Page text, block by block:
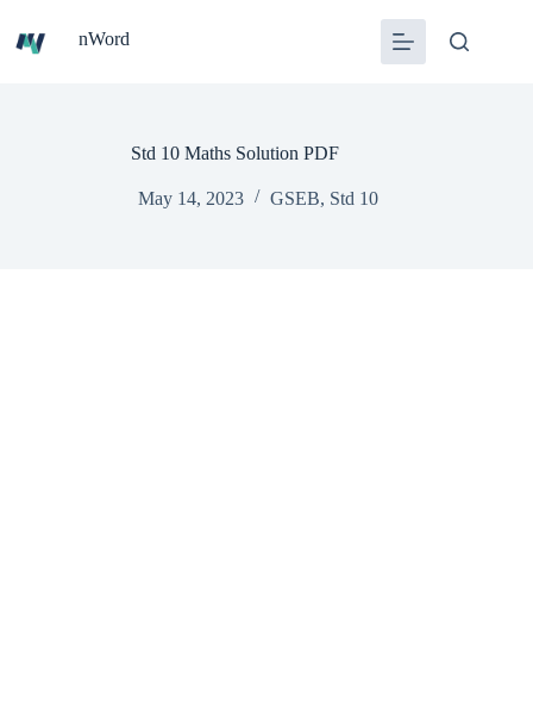
content
nWord
Std 10 Maths Solution PDF
May 14, 2023 GSEB, Std 10